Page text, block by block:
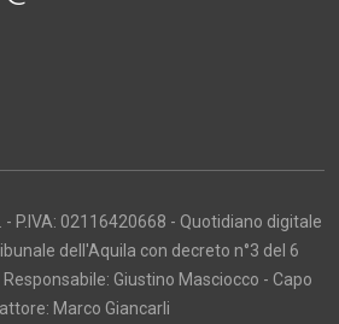
P.IVA: 02116420668 - Quotidiano digitale
dell'Aquila con decreto n°3 del 6
Giustino Masciocco - Capo
Marco Giancarli